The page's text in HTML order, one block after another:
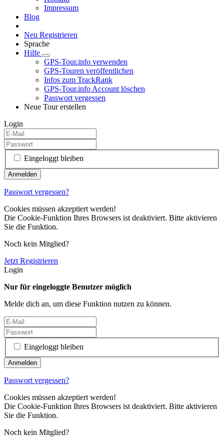
Impressum
Blog
Neu Registrieren
Sprache
Hilfe
GPS-Tour.info verwenden
GPS-Touren veröffentlichen
Infos zum TrackRank
GPS-Tour.info Account löschen
Passwort vergessen
Neue Tour erstellen
Login
Eingeloggt bleiben
Passwort vergessen?
Cookies müssen akzeptiert werden!
Die Cookie-Funktion Ihres Browsers ist deaktiviert. Bitte aktivieren
Sie die Funktion.
Noch kein Mitglied?
Jetzt Registrieren
Login
Nur für eingeloggte Benutzer möglich
Melde dich an, um diese Funktion nutzen zu können.
Eingeloggt bleiben
Passwort vergessen?
Cookies müssen akzeptiert werden!
Die Cookie-Funktion Ihres Browsers ist deaktiviert. Bitte aktivieren
Sie die Funktion.
Noch kein Mitglied?